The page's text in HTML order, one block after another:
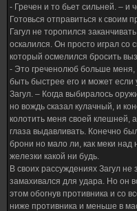
- Гречен и то бьет сильней. – и
Готовься отправиться к своим
Гагул не торопился
оскалился. Он просто играл со
который осмелился бросить
- Это греченолюб больше меня,
быть быстрее его и может если
Загул. – Когда выбиралось
но вождь сказал кулачный, и
колотить меня своей клешней,
глаза выдавливать. Конечно
брони но мало ли, как меки над
железки какой ни будь.
В своих рассуждениях Загул не
замахивался для удара. Но он
этом обогнув противника и со
ниже противника и меньше в